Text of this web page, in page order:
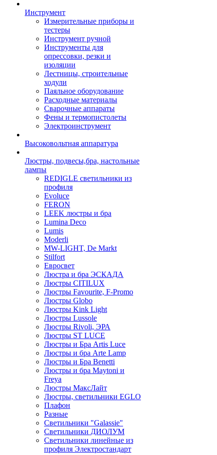
Инструмент
Измерительные приборы и
тестеры
Инструмент ручной
Инструменты для
опрессовки, резки и
изоляции
Лестницы, строительные
ходули
Паяльное оборудование
Расходные материалы
Сварочные аппараты
Фены и термопистолеты
Электроинструмент
Высоковольтная аппаратура
Люстры, подвесы,бра, настольные
лампы
REDIGLE светильники из
профиля
Evoluce
FERON
LEEK люстры и бра
Lumina Deco
Lumis
Moderli
MW-LIGHT, De Markt
Stilfort
Евросвет
Люстра и бра ЭСКАДА
Люстры CITILUX
Люстры Favourite, F-Promo
Люстры Globo
Люстры Kink Light
Люстры Lussole
Люстры Rivoli, ЭРА
Люстры ST LUCE
Люстры и Бра Artis Luce
Люстры и бра Arte Lamp
Люстры и Бра Benetti
Люстры и бра Maytoni и
Freya
Люстры МаксЛайт
Люстры, светильники EGLO
Плафон
Разные
Светильники "Galassie"
Светильники ДИОЛУМ
Светильники линейные из
профиля Электростандарт